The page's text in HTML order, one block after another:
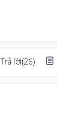
Trả lời(26)